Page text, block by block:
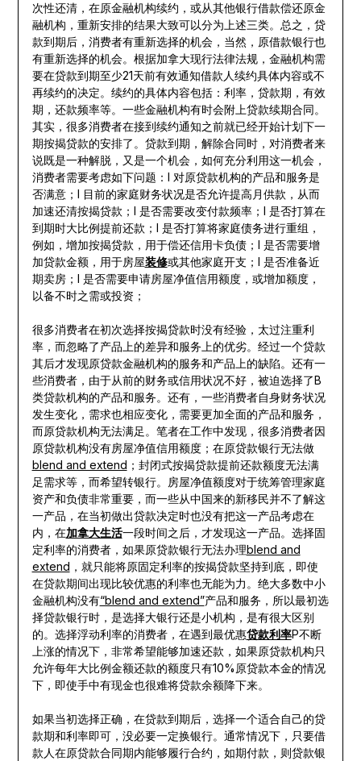
次性还清，在原金融机构续约，或从其他银行借款偿还原金
融机构，重新安排的结果大致可以分为上述三类。总之，贷
款到期后，消费者有重新选择的机会，当然，原借款银行也
有重新选择的机会。根据加拿大现行法律法规，金融机构需
要在贷款到期至少21天前有效通知借款人续约具体内容或不
再续约的决定。续约的具体内容包括：利率，贷款期，有效
期，还款频率等。一些金融机构有时会附上贷款续期合同。
其实，很多消费者在接到续约通知之前就已经开始计划下一
期按揭贷款的安排了。贷款到期，解除合同时，对消费者来
说既是一种解脱，又是一个机会，如何充分利用这一机会，
消费者需要考虑如下问题：l 对原贷款机构的产品和服务是
否满意；l 目前的家庭财务状况是否允许提高月供款，从而
加速还清按揭贷款；l 是否需要改变付款频率；l 是否打算在
到期时大比例提前还款；l 是否打算将家庭债务进行重组，
例如，增加按揭贷款，用于偿还信用卡负债；l 是否需要增
加贷款金额，用于房屋装修或其他家庭开支；l 是否准备近
期卖房；l 是否需要申请房屋净值信用额度，或增加额度，
以备不时之需或投资；
很多消费者在初次选择按揭贷款时没有经验，太过注重利
率，而忽略了产品上的差异和服务上的优劣。经过一个贷款
其后才发现原贷款金融机构的服务和产品上的缺陷。还有一
些消费者，由于从前的财务或信用状况不好，被迫选择了B
类贷款机构的产品和服务。还有，一些消费者自身财务状况
发生变化，需求也相应变化，需要更加全面的产品和服务，
而原贷款机构无法满足。笔者在工作中发现，很多消费者因
原贷款机构没有房屋净值信用额度；在原贷款银行无法做
blend and extend ；封闭式按揭贷款提前还款额度无法满
足需求等，而希望转银行。房屋净值额度对于统筹管理家庭
资产和负债非常重要，而一些从中国来的新移民并不了解这
一产品，在当初做出贷款决定时也没有把这一产品考虑在
内，在加拿大生活一段时间之后，才发现这一产品。选择固
定利率的消费者，如果原贷款银行无法办理blend and
extend ，就只能将原固定利率的按揭贷款坚持到底，即使
在贷款期间出现比较优惠的利率也无能为力。绝大多数中小
金融机构没有“blend and extend”产品和服务，所以最初选
择贷款银行时，是选择大银行还是小机构，是有很大区别
的。选择浮动利率的消费者，在遇到最优惠贷款利率P不断
上涨的情况下，非常希望能够加速还款，如果原贷款机构只
允许每年大比例金额还款的额度只有10%原贷款本金的情况
下，即使手中有现金也很难将贷款余额降下来。
如果当初选择正确，在贷款到期后，选择一个适合自己的贷
款期和利率即可，没必要一定换银行。通常情况下，只要借
款人在原贷款合同期内能够履行合约，如期付款，则贷款银